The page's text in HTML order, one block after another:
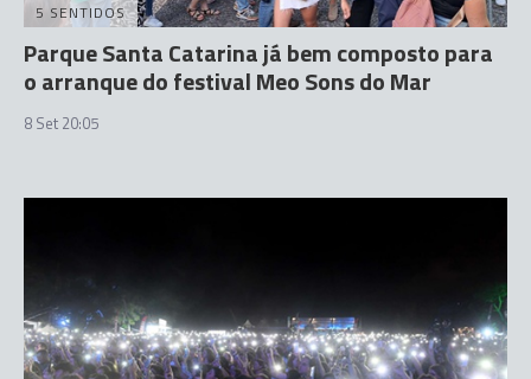
5 SENTIDOS
Parque Santa Catarina já bem composto para
o arranque do festival Meo Sons do Mar
8 Set 20:05